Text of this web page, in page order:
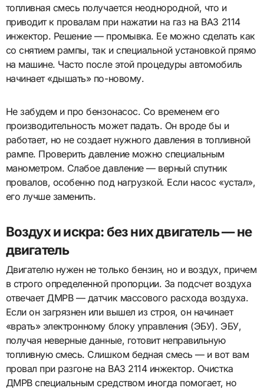
топливная смесь получается неоднородной, что и
приводит к провалам при нажатии на газ на ВАЗ 2114
инжектор. Решение — промывка. Ее можно сделать как
со снятием рампы, так и специальной установкой прямо
на машине. Часто после этой процедуры автомобиль
начинает «дышать» по-новому.
Не забудем и про бензонасос. Со временем его
производительность может падать. Он вроде бы и
работает, но не создает нужного давления в топливной
рампе. Проверить давление можно специальным
манометром. Слабое давление — верный спутник
провалов, особенно под нагрузкой. Если насос «устал»,
его лучше заменить.
Воздух и искра: без них двигатель — не
двигатель
Двигателю нужен не только бензин, но и воздух, причем
в строго определенной пропорции. За подсчет воздуха
отвечает ДМРВ — датчик массового расхода воздуха.
Если он загрязнен или вышел из строя, он начинает
«врать» электронному блоку управления (ЭБУ). ЭБУ,
получая неверные данные, готовит неправильную
топливную смесь. Слишком бедная смесь — и вот вам
провал при разгоне на ВАЗ 2114 инжектор. Очистка
ДМРВ специальным средством иногда помогает, но